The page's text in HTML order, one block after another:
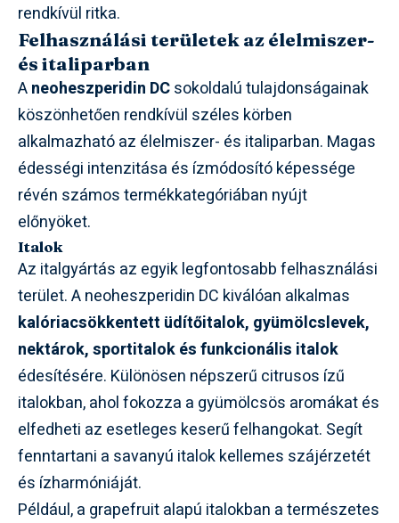
rendkívül ritka.
Felhasználási területek az élelmiszer-
és italiparban
Aneoheszperidin DCsokoldalú tulajdonságainak
köszönhetően rendkívül széles körben
alkalmazható az élelmiszer- és italiparban. Magas
édességi intenzitása és ízmódosító képessége
révén számos termékkategóriában nyújt
előnyöket.
Italok
Az italgyártás az egyik legfontosabb felhasználási
terület. A neoheszperidin DC kiválóan alkalmas
kalóriacsökkentett üdítőitalok, gyümölcslevek,
nektárok, sportitalok és funkcionális italok
édesítésére. Különösen népszerű citrusos ízű
italokban, ahol fokozza a gyümölcsös aromákat és
elfedheti az esetleges keserű felhangokat. Segít
fenntartani a savanyú italok kellemes szájérzetét
és ízharmóniáját.
Például, a grapefruit alapú italokban a természetes